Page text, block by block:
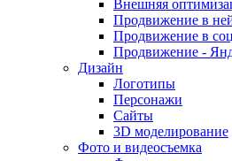
Внешняя
Продвижение в
Продвижение в
Продвижение -
Дизайн
Логотипы
Персонажи
Сайты
3D моделирование
Фото и видеосъемка